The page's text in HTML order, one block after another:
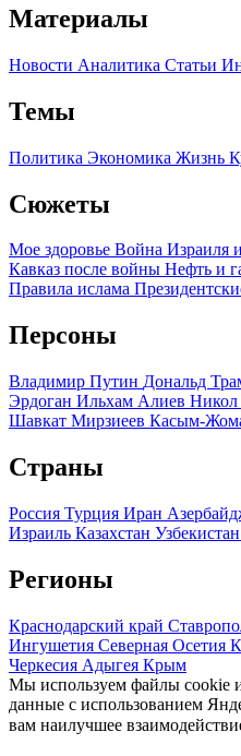
Материалы
Новости Аналитика Статьи
Темы
Политика Экономика Жизнь
Сюжеты
Мое здоровье Война Израиля
Кавказ после войны Нефть и
Правила ислама
Персоны
Владимир Путин Дональд
Эрдоган Ильхам Алиев
Шавкат Мирзиеев Касым-
Страны
Россия Турция Иран
Израиль Казахстан Узбекистан
Регионы
Краснодарский край
Ингушетия Северная Осетия
Черкесия Адыгея Крым
Мы используем файлы cookie
данные с использованием
вам наилучшее